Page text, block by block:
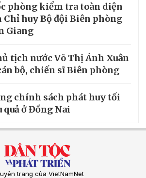
phòng kiểm tra toàn diện
Chỉ huy Bộ đội Biên phòng
Giang
tịch nước Võ Thị Ánh Xuân
bộ, chiến sĩ Biên phòng
chính sách phát huy tối
quả ở Đồng Nai
trang của VietNamNet